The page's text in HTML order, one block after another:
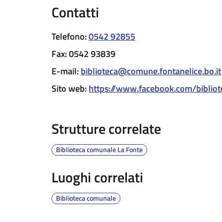
Contatti
Telefono:0542 92855
Fax:0542 93839
E-mail:biblioteca@comune.fontanelice.bo.it
Sito web:https://www.facebook.com/
Strutture correlate
Biblioteca comunale La Fonte
Luoghi correlati
Biblioteca comunale